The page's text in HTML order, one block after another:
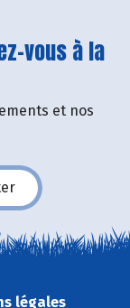
vous à la
et nos
légales